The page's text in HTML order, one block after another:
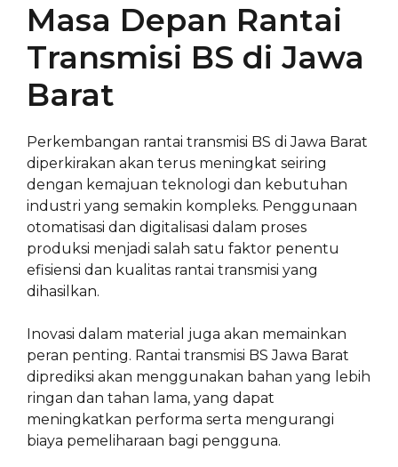
Masa Depan Rantai
Transmisi BS di Jawa
Barat
Perkembangan rantai transmisi BS di Jawa Barat
diperkirakan akan terus meningkat seiring
dengan kemajuan teknologi dan kebutuhan
industri yang semakin kompleks. Penggunaan
otomatisasi dan digitalisasi dalam proses
produksi menjadi salah satu faktor penentu
efisiensi dan kualitas rantai transmisi yang
dihasilkan.
Inovasi dalam material juga akan memainkan
peran penting. Rantai transmisi BS Jawa Barat
diprediksi akan menggunakan bahan yang lebih
ringan dan tahan lama, yang dapat
meningkatkan performa serta mengurangi
biaya pemeliharaan bagi pengguna.